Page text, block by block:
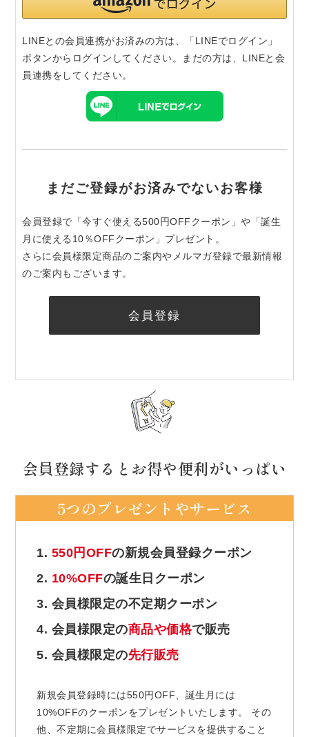
LINEとの会員連携がお済みの方は、「LINEでログイン」
ボタンからログインしてください。まだの方は、 LINEと会
員連携をしてください。
まだご登録がお済みでないお客様
会員登録で「今すぐ使える500円OFFクーポン」や「誕生
月に使える10％OFFクーポン」プレゼント。
さらに会員様限定商品のご案内やメルマガ登録で最新情報
のご案内もございます。
会員登録
会員登録するとお得や便利がいっぱい
5つのプレゼントやサービス
1. 550円OFFの新規会員登録クーポン
2. 10%OFFの誕生日クーポン
3. 会員様限定の不定期クーポン
4. 会員様限定の商品や価格で販売
5. 会員様限定の先行販売
新規会員登録時には550円OFF、誕生月には
10%OFFのクーポンをプレゼントいたします。 その
他、不定期に会員様限定でサービスを提供すること